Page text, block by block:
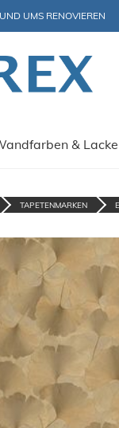
UMS RENOVIEREN
& Lacke
TAPETENMARKEN